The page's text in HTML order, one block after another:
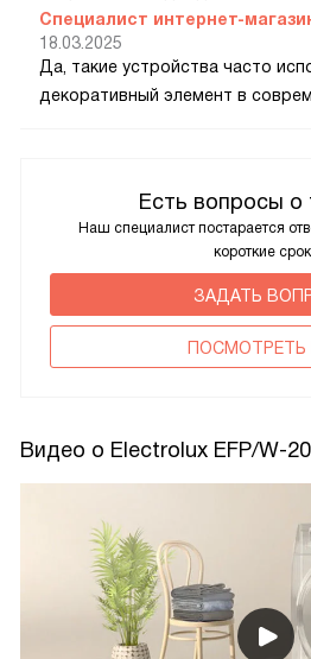
Есть вопросы о
Наш специалист постарается
короткие
ЗАДАТЬ
ПОCМОТРЕТЬ
Специалист интернет-
18.03.2025
Да, такие устройства часто
декоративный элемент в
Видео о Electrolux EFP/W-